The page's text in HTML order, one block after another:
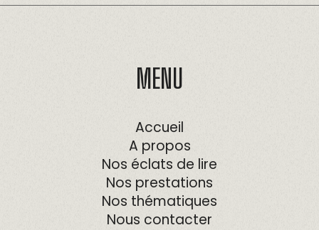
MENU
Accueil
A propos
Nos éclats de lire
Nos prestations
Nos thématiques
Nous contacter